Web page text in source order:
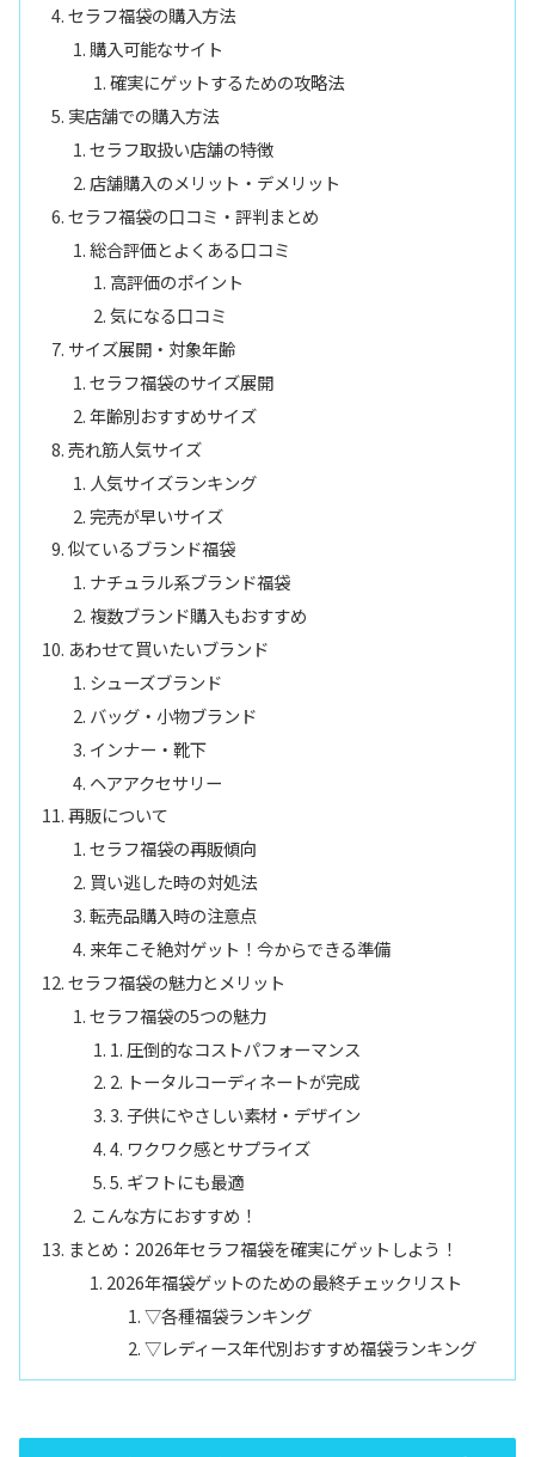
セラフ福袋の購入方法
購入可能なサイト
確実にゲットするための攻略法
実店舗での購入方法
セラフ取扱い店舗の特徴
店舗購入のメリット・デメリット
セラフ福袋の口コミ・評判まとめ
総合評価とよくある口コミ
高評価のポイント
気になる口コミ
サイズ展開・対象年齢
セラフ福袋のサイズ展開
年齢別おすすめサイズ
売れ筋人気サイズ
人気サイズランキング
完売が早いサイズ
似ているブランド福袋
ナチュラル系ブランド福袋
複数ブランド購入もおすすめ
あわせて買いたいブランド
シューズブランド
バッグ・小物ブランド
インナー・靴下
ヘアアクセサリー
再販について
セラフ福袋の再販傾向
買い逃した時の対処法
転売品購入時の注意点
来年こそ絶対ゲット！今からできる準備
セラフ福袋の魅力とメリット
セラフ福袋の5つの魅力
1. 圧倒的なコストパフォーマンス
2. トータルコーディネートが完成
3. 子供にやさしい素材・デザイン
4. ワクワク感とサプライズ
5. ギフトにも最適
こんな方におすすめ！
まとめ：2026年セラフ福袋を確実にゲットしよう！
2026年福袋ゲットのための最終チェックリスト
▽各種福袋ランキング
▽レディース年代別おすすめ福袋ランキング